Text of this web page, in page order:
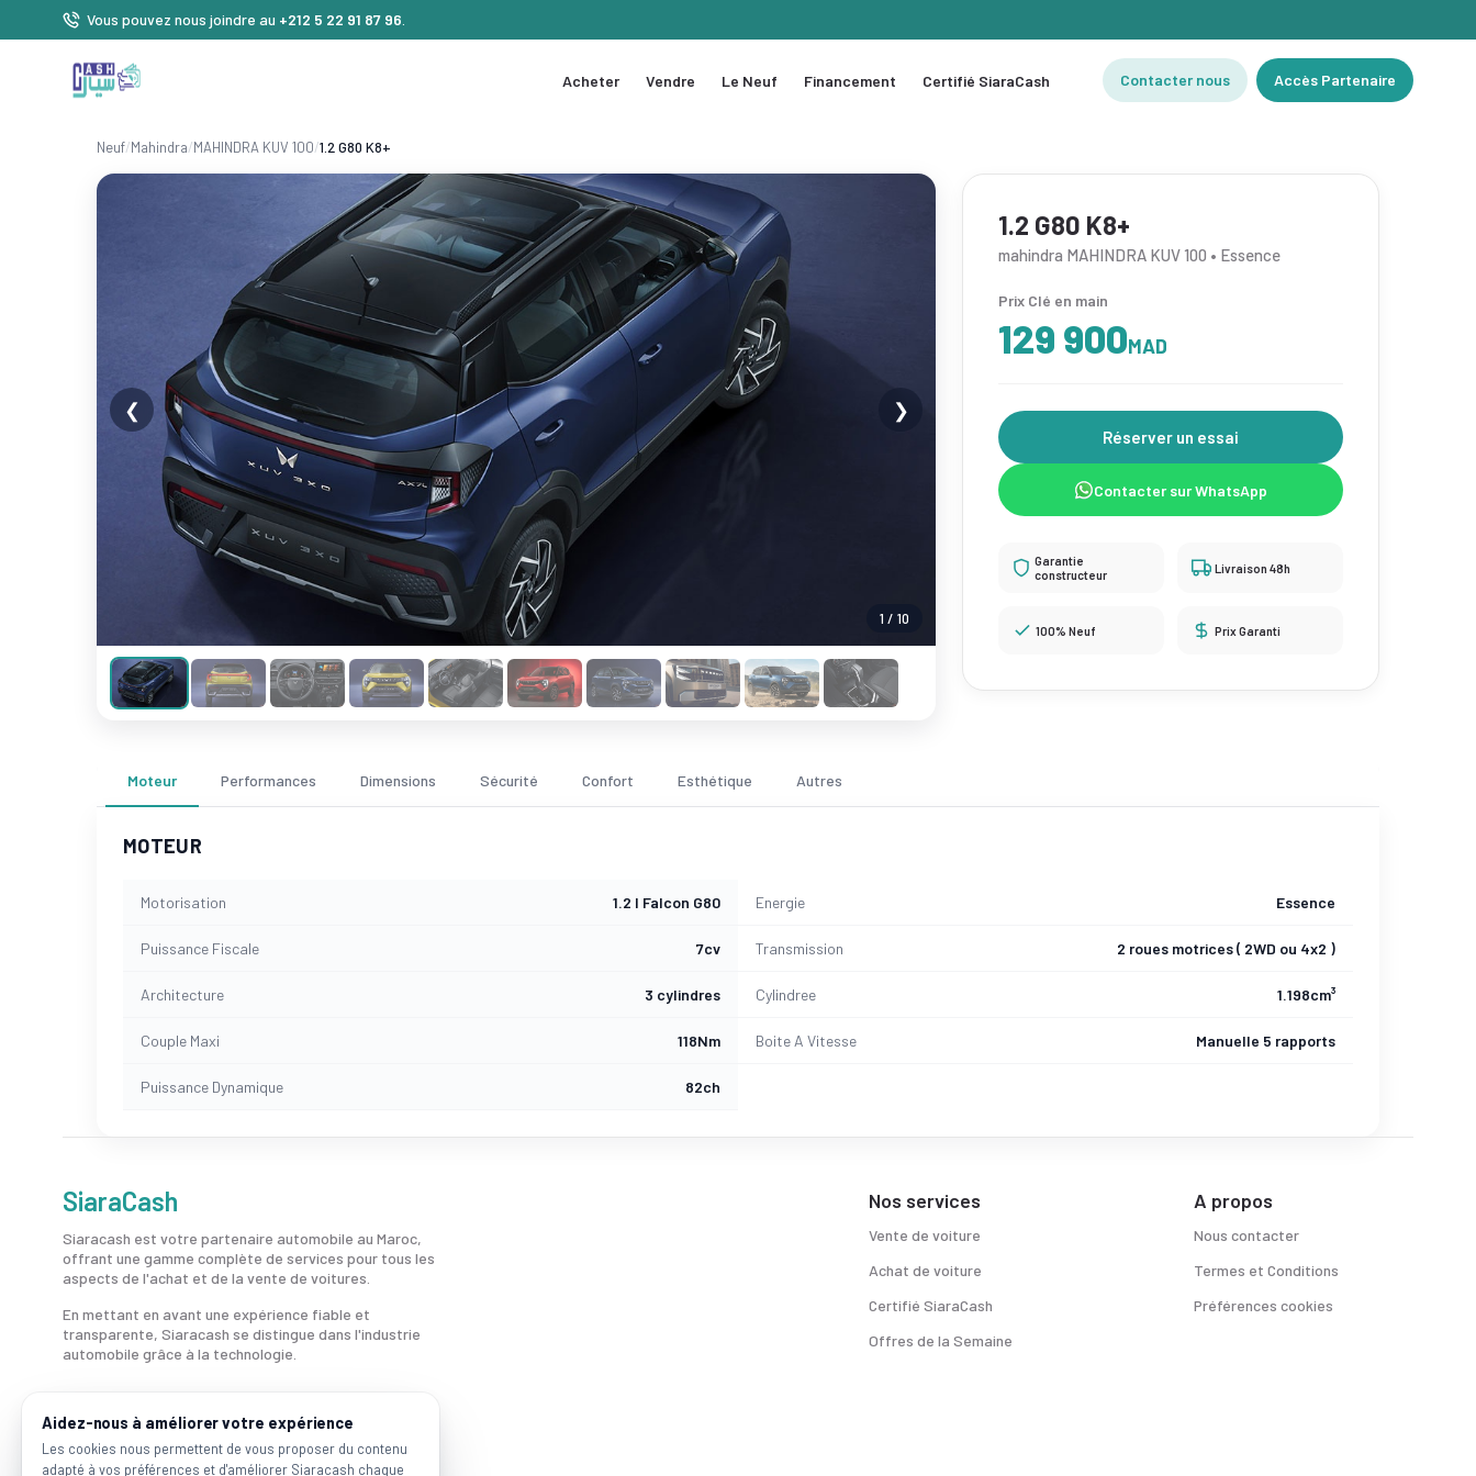
Vous pouvez nous joindre au +212 5 22 91 87 96
Acheter Vendre Le Neuf Financement Certifié SiaraCash Contacter nous Accès Partenaire
Neuf/Mahindra/MAHINDRA KUV 100/1.2 G80 K8+
1 / 10
❮ ❯
1.2 G80 K8+
mahindra MAHINDRA KUV 100 • Essence
Prix Clé en main
129 900MAD
Réserver un essai
Contacter sur WhatsApp
Garantie
constructeur
Livraison 48h
100% Neuf Prix Garanti
Moteur Performances Dimensions Sécurité Confort Esthétique Autres
MOTEUR
Motorisation 1.2 l Falcon G80 Energie Essence
Puissance Fiscale 7cv Transmission 2 roues motrices ( 2WD ou 4x2 )
Architecture 3 cylindres Cylindree 1.198cm³
Couple Maxi 118Nm Boite A Vitesse Manuelle 5 rapports
Puissance Dynamique 82ch
SiaraCash
Siaracash est votre partenaire automobile au Maroc,
offrant une gamme complète de services pour tous les
aspects de l'achat et de la vente de voitures.
En mettant en avant une expérience fiable et
transparente, Siaracash se distingue dans l'industrie
automobile grâce à la technologie.
Nos services
Vente de voiture
Achat de voiture
Certifié SiaraCash
Offres de la Semaine
A propos
Nous contacter
Termes et Conditions
Préférences cookies
Aidez-nous à améliorer votre expérience
Les cookies nous permettent de vous proposer du contenu
adapté à vos préférences et d'améliorer Siaracash chaque